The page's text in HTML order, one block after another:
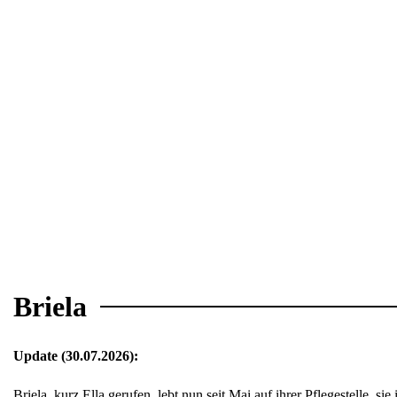
Briela
Update (30.07.2026):